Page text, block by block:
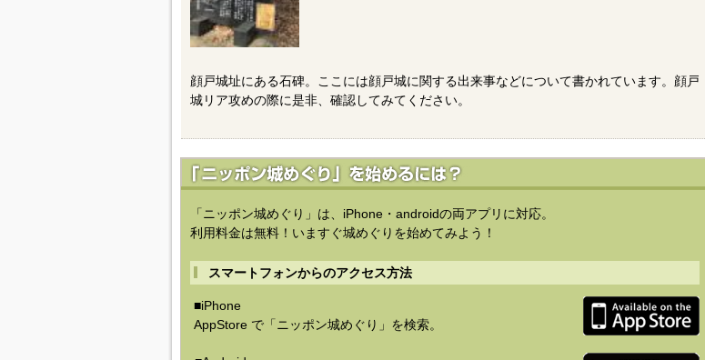
顔戸城址にある石碑。ここには顔戸城に関する出来事などについて書かれています。顔戸
城リア攻めの際に是非、確認してみてください。
「ニッポン城めぐり」は、iPhone・androidの両アプリに対応。
利用料金は無料！いますぐ城めぐりを始めてみよう！
スマートフォンからのアクセス方法
■iPhone
AppStore で「ニッポン城めぐり」を検索。